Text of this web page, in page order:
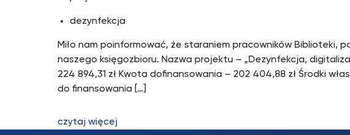
dezynfekcja
Miło nam poinformować, że staraniem pracowników Biblioteki,
naszego księgozbioru. Nazwa projektu – „Dezynfekcja,
224 894,31 zł Kwota dofinansowania – 202 404,88 zł Środki
do finansowania […]
czytaj więcej